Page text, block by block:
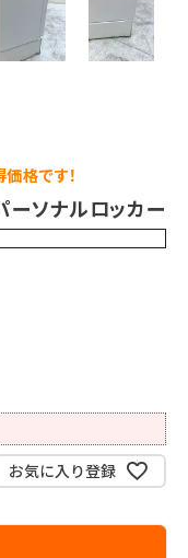
格です！
ーソナルロッカー
お気に入り登録